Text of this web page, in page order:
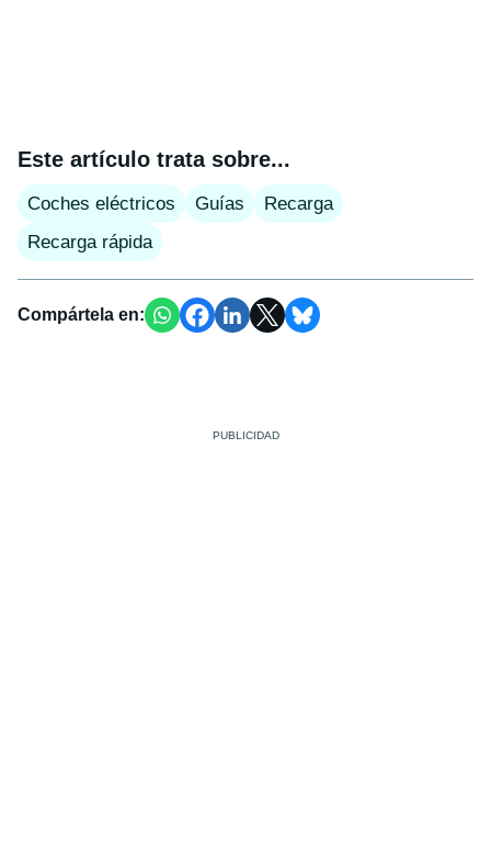
Este artículo trata sobre...
Coches eléctricos Guías
Recarga
Recarga rápida
Compártela en: